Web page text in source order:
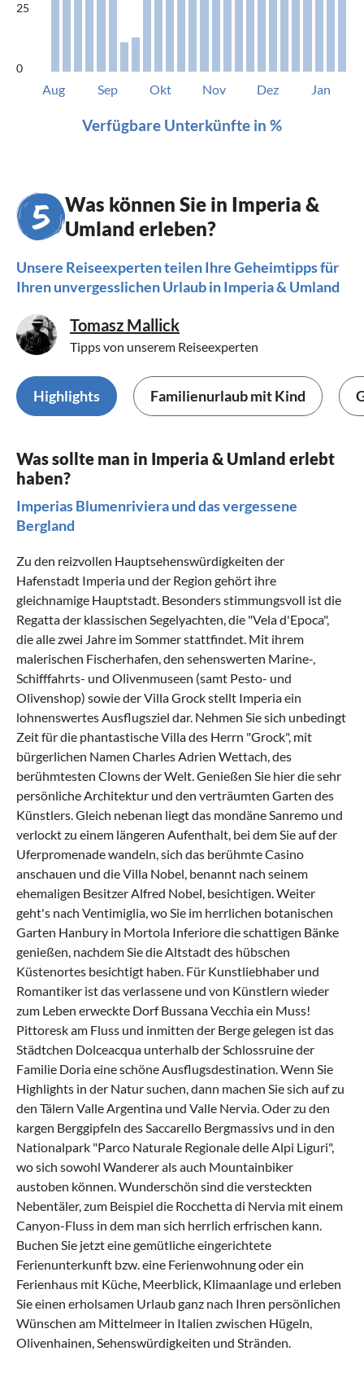
25
0
Aug Sep Okt Nov Dez Jan
Verfügbare Unterkünfte in %
Was können Sie in Imperia &
Umland erleben?
Unsere Reiseexperten teilen Ihre Geheimtipps für
Ihren unvergesslichen Urlaub in Imperia & Umland
Tipps von unserem Reiseexperten
Tomasz Mallick
Highlights Familienurlaub mit Kind
Was sollte man in Imperia & Umland erlebt
haben?
Imperias Blumenriviera und das vergessene
Bergland
Zu den reizvollen Hauptsehenswürdigkeiten der
Hafenstadt Imperia und der Region gehört ihre
gleichnamige Hauptstadt. Besonders stimmungsvoll ist die
Regatta der klassischen Segelyachten, die "Vela d'Epoca",
die alle zwei Jahre im Sommer stattfindet. Mit ihrem
malerischen Fischerhafen, den sehenswerten Marine-,
Schifffahrts- und Olivenmuseen (samt Pesto- und
Olivenshop) sowie der Villa Grock stellt Imperiaein
lohnenswertes Ausflugsziel dar. Nehmen Sie sich unbedingt
Zeit für die phantastische Villa des Herrn "Grock", mit
bürgerlichen Namen Charles Adrien Wettach, des
berühmtesten Clowns der Welt. Genießen Sie hier die sehr
persönliche Architektur und den verträumten Garten des
Künstlers. Gleich nebenan liegt das mondäneSanremo und
verlockt zu einem längeren Aufenthalt, bei dem Sie auf der
Uferpromenade wandeln, sich das berühmte Casino
anschauen und die Villa Nobel, benannt nach seinem
ehemaligen Besitzer Alfred Nobel, besichtigen. Weiter
geht's nach Ventimiglia, wo Sie im herrlichen botanischen
Garten Hanbury in Mortola Inferiore die schattigen Bänke
genießen, nachdem Sie die Altstadt des hübschen
Küstenortes besichtigt haben. Für Kunstliebhaber und
Romantiker ist das verlassene und von Künstlern wieder
zum Leben erweckte Dorf Bussana Vecchia ein Muss!
Pittoresk am Fluss und inmitten der Berge gelegen ist das
Städtchen Dolceacqua unterhalb der Schlossruine der
Familie Doria eine schöne Ausflugsdestination. Wenn Sie
Highlights in der Natur suchen, dann machen Sie sich auf zu
den Tälern Valle Argentina und Valle Nervia. Oder zu den
kargen Berggipfeln des Saccarello Bergmassivs und in den
Nationalpark "Parco Naturale Regionale delle Alpi Liguri",
wo sich sowohl Wanderer als auch Mountainbiker
austoben können. Wunderschön sind die versteckten
Nebentäler, zum Beispiel die Rocchetta di Nervia mit einem
Canyon-Fluss in dem man sich herrlich erfrischen kann.
Buchen Sie jetzt eine gemütliche eingerichtete
Ferienunterkunft bzw. eine Ferienwohnung oder ein
Ferienhaus mit Küche, Meerblick, Klimaanlage und erleben
Sie einen erholsamen Urlaub ganz nach Ihren persönlichen
Wünschen am Mittelmeer in Italien zwischen Hügeln,
Olivenhainen, Sehenswürdigkeiten und Stränden.